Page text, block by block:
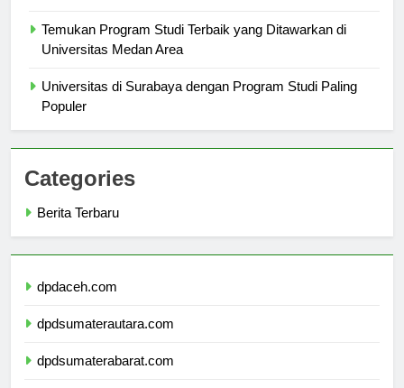
Temukan Program Studi Terbaik yang Ditawarkan di
Universitas di Surabaya dengan Program Studi Paling
Categories